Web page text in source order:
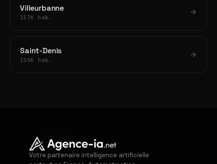
Villeurbanne
157K hab.
Saint-Denis
155K hab.
Votre partenaire intelligence artificielle